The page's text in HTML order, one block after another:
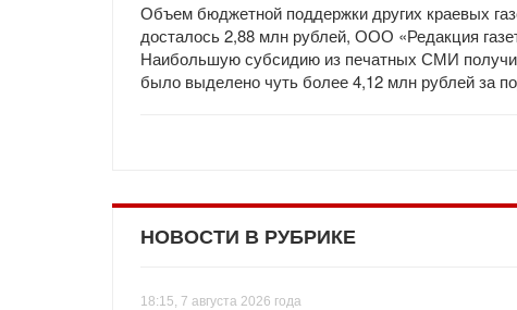
Объем бюджетной поддержки других краевых
досталось 2,88 млн рублей, ООО «Редакция
Наибольшую субсидию из печатных СМИ
было выделено чуть более 4,12 млн рублей за
НОВОСТИ В РУБРИКЕ
18:15, 7 августа 2026 года